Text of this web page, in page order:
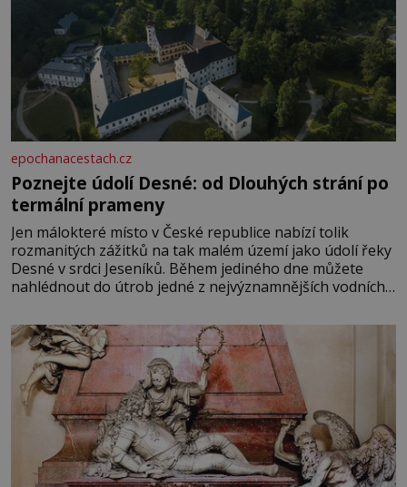
epochanacestach.cz
Poznejte údolí Desné: od Dlouhých strání po
termální prameny
Jen málokteré místo v České republice nabízí tolik
rozmanitých zážitků na tak malém území jako údolí řeky
Desné v srdci Jeseníků. Během jediného dne můžete
nahlédnout do útrob jedné z nejvýznamnějších vodních
se na koloběžce a den zakončit poznáváním památek ve
Velkých Losinách nebo v termálním